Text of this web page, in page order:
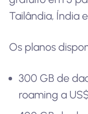
Tailândia, Índia
Os planos
300 GB de
roaming a